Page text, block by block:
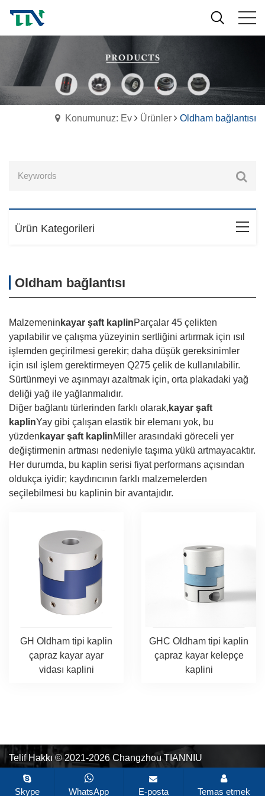
Konumunuz: Ev Ürünler Oldham bağlantısı
Ürün Kategorileri
Oldham bağlantısı
Malzemenin kayar şaft kaplinParçalar 45 çelikten
yapılabilir ve çalışma yüzeyinin sertliğini artırmak için ısıl
işlemden geçirilmesi gerekir; daha düşük gereksinimler
için ısıl işlem gerektirmeyen Q275 çelik de kullanılabilir.
Sürtünmeyi ve aşınmayı azaltmak için, orta plakadaki yağ
deliği yağ ile yağlanmalıdır.
Diğer bağlantı türlerinden farklı olarak, kayar şaft
kaplinYay gibi çalışan elastik bir elemanı yok, bu
yüzden kayar şaft kaplinMiller arasındaki göreceli yer
değiştirmenin artması nedeniyle taşıma yükü artmayacaktır.
Her durumda, bu kaplin serisi fiyat performans açısından
oldukça iyidir; kaydırıcının farklı malzemelerden
seçilebilmesi bu kaplinin bir avantajıdır.
GH Oldham tipi kaplin
çapraz kayar ayar
vidası kaplini
GHC Oldham tipi kaplin
çapraz kayar kelepçe
kaplini
Telif Hakkı © 2021-2026 Changzhou TIANNIU
Transmission Equipment Co., Ltd. Tüm hakları saklıdır.
Haritası
Tüm etiketler
Zhonghuan Internet tarafından
Skype WhatsApp E-posta Temas etmek